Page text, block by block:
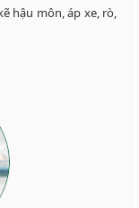
hậu môn, áp xe, rò,